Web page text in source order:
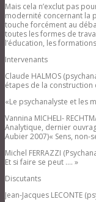
Mais cela n’exclut pas
modernité concernant la
touche forcément au
toutes les formes de
l’éducation, les
Intervenants
Claude HALMOS
étapes de la construction
«Le psychanalyste et les
Vannina MICHELI-
Analytique, dernier
Aubier 2007)« Sens, non-
Michel FERRAZZI
Et si faire se peut …. »
Discutants
Jean-Jacques LECONTE